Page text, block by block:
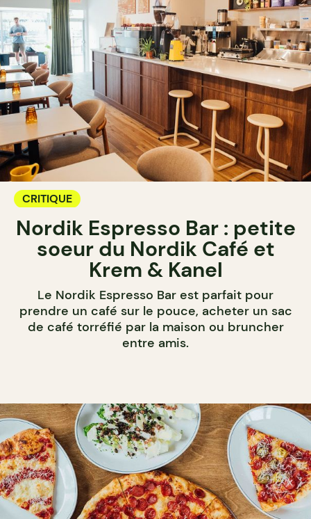
CRITIQUE
Nordik Espresso Bar : petite
soeur du Nordik Café et
Krem & Kanel
Le Nordik Espresso Bar est parfait pour
prendre un café sur le pouce, acheter un sac
de café torréfié par la maison ou bruncher
entre amis.